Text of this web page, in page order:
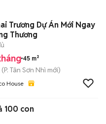
Trương Dự Án Mới Ngay
Thương
45 m²
(P. Tân Sơn Nhì mới)
House
100 con